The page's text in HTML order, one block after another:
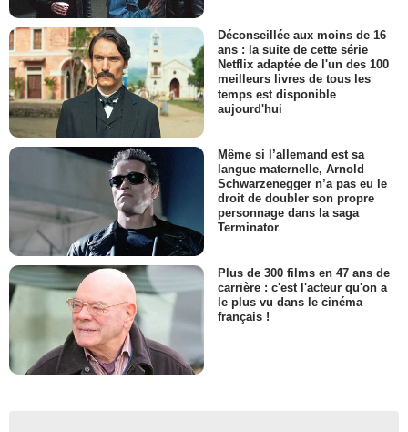
Déconseillée aux moins de 16
ans : la suite de cette série
Netflix adaptée de l'un des 100
meilleurs livres de tous les
temps est disponible
aujourd'hui
Même si l’allemand est sa
langue maternelle, Arnold
Schwarzenegger n’a pas eu le
droit de doubler son propre
personnage dans la saga
Terminator
Plus de 300 films en 47 ans de
carrière : c'est l'acteur qu'on a
le plus vu dans le cinéma
français !